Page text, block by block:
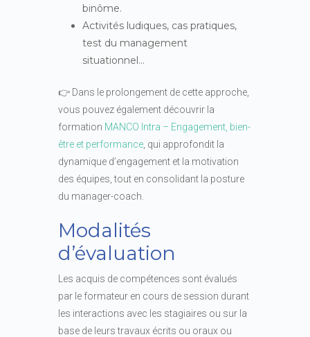
binôme.
Activités ludiques, cas pratiques,
test du management
situationnel…
👉 Dans le prolongement de cette approche,
vous pouvez également découvrir la
formation MANCO Intra – Engagement, bien-
être et performance , qui approfondit la
dynamique d’engagement et la motivation
des équipes, tout en consolidant la posture
du manager-coach.
Modalités
d’évaluation
Les acquis de compétences sont évalués
par le formateur en cours de session durant
les interactions avec les stagiaires ou sur la
base de leurs travaux écrits ou oraux ou